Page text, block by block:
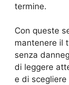
termine.
Con queste
mantenere il
senza
di leggere
e di